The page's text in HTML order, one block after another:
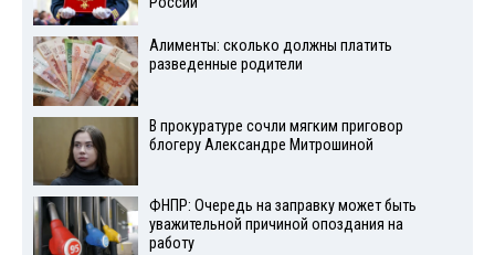
Алименты: сколько должны платить
разведенные родители
В прокуратуре сочли мягким приговор
блогеру Александре Митрошиной
ФНПР: Очередь на заправку может быть
уважительной причиной опоздания на
работу